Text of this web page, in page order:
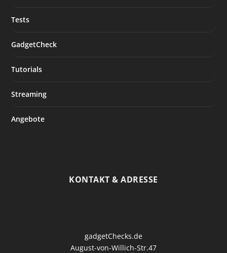
Tests
GadgetCheck
Tutorials
Streaming
Angebote
KONTAKT & ADRESSE
gadgetChecks.de
August-von-Willich-Str.47